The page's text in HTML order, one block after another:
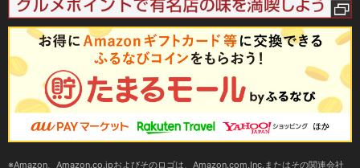
Amazon、Amazon.co.jpおよびそのロゴは、Amazon.com,Inc.またはその関連会社